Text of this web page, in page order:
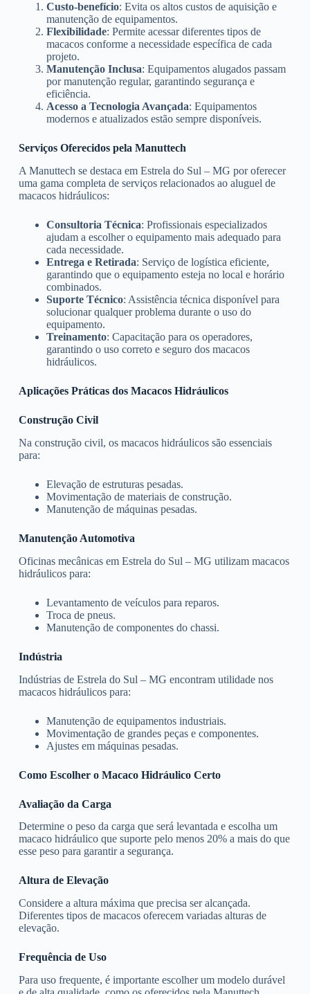
Custo-benefício: Evita os altos custos de aquisição e
manutenção de equipamentos.
Flexibilidade: Permite acessar diferentes tipos de
macacos conforme a necessidade específica de cada
projeto.
Manutenção Inclusa: Equipamentos alugados passam
por manutenção regular, garantindo segurança e
eficiência.
Acesso a Tecnologia Avançada: Equipamentos
modernos e atualizados estão sempre disponíveis.
Serviços Oferecidos pela Manuttech
A Manuttech se destaca em Estrela do Sul – MG por oferecer
uma gama completa de serviços relacionados ao aluguel de
macacos hidráulicos:
Consultoria Técnica: Profissionais especializados
ajudam a escolher o equipamento mais adequado para
cada necessidade.
Entrega e Retirada: Serviço de logística eficiente,
garantindo que o equipamento esteja no local e horário
combinados.
Suporte Técnico: Assistência técnica disponível para
solucionar qualquer problema durante o uso do
equipamento.
Treinamento: Capacitação para os operadores,
garantindo o uso correto e seguro dos macacos
hidráulicos.
Aplicações Práticas dos Macacos Hidráulicos
Construção Civil
Na construção civil, os macacos hidráulicos são essenciais
para:
Elevação de estruturas pesadas.
Movimentação de materiais de construção.
Manutenção de máquinas pesadas.
Manutenção Automotiva
Oficinas mecânicas em Estrela do Sul – MG utilizam macacos
hidráulicos para:
Levantamento de veículos para reparos.
Troca de pneus.
Manutenção de componentes do chassi.
Indústria
Indústrias de Estrela do Sul – MG encontram utilidade nos
macacos hidráulicos para:
Manutenção de equipamentos industriais.
Movimentação de grandes peças e componentes.
Ajustes em máquinas pesadas.
Como Escolher o Macaco Hidráulico Certo
Avaliação da Carga
Determine o peso da carga que será levantada e escolha um
macaco hidráulico que suporte pelo menos 20% a mais do que
esse peso para garantir a segurança.
Altura de Elevação
Considere a altura máxima que precisa ser alcançada.
Diferentes tipos de macacos oferecem variadas alturas de
elevação.
Frequência de Uso
Para uso frequente, é importante escolher um modelo durável